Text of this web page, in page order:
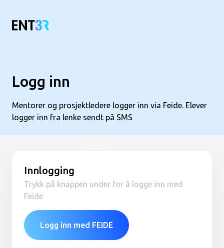
Logg inn
Mentorer og prosjektledere logger inn via Feide. Elever
logger inn fra lenke sendt på SMS
Innlogging
Trykk på knappen under for å logge inn med
Feide
Logg inn med FEIDE